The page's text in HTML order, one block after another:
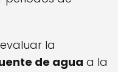
la
de agua a la